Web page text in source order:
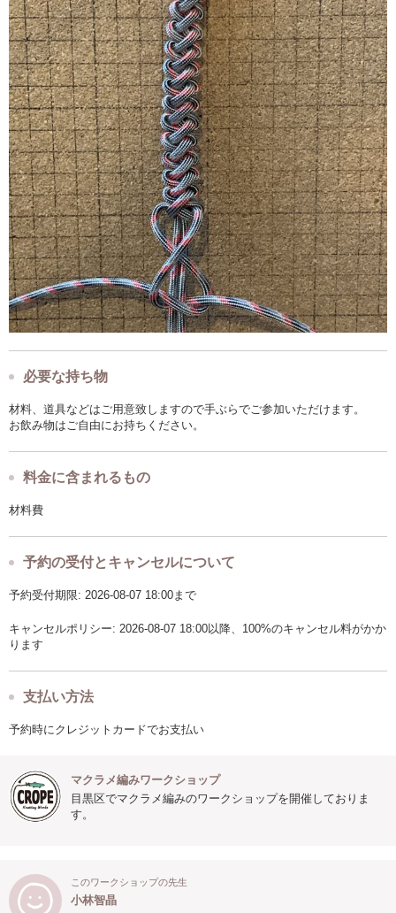
必要な持ち物
材料、道具などはご用意致しますので手ぶらでご参加いただけます。
お飲み物はご自由にお持ちください。
料金に含まれるもの
材料費
予約の受付とキャンセルについて
予約受付期限: 2026-08-07 18:00まで
キャンセルポリシー: 2026-08-07 18:00以降、100%のキャンセル料がかか
ります
支払い方法
予約時にクレジットカードでお支払い
マクラメ編みワークショップ
目黒区でマクラメ編みのワークショップを開催しておりま
す。
このワークショップの先生
小林智晶